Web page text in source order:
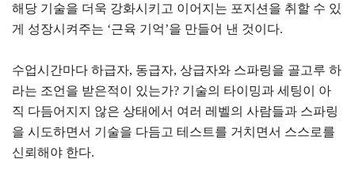
해당 기술을 더욱 강화시키고 이어지는 포지션을 취할 수 있
게 성장시켜주는 ‘근육 기억’을 만들어 낸 것이다.
수업시간마다 하급자, 동급자, 상급자와 스파링을 골고루 하
라는 조언을 받은적이 있는가? 기술의 타이밍과 세팅이 아
직 다듬어지지 않은 상태에서 여러 레벨의 사람들과 스파링
을 시도하면서 기술을 다듬고 테스트를 거치면서 스스로를
신뢰해야 한다.